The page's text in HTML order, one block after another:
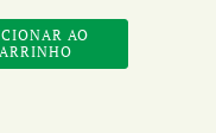
AO